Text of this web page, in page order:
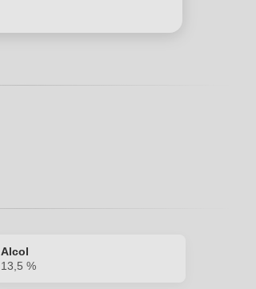
Alcol
13,5 %